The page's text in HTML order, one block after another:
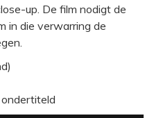
up. De film nodigt de
in die verwarring de